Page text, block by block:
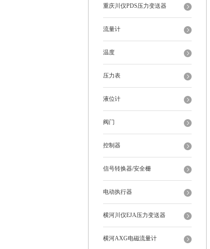
重庆川仪PDS压力变送器
流量计
温度
压力表
液位计
阀门
控制器
信号转换器/安全栅
电动执行器
横河川仪EJA压力变送器
横河AXG电磁流量计